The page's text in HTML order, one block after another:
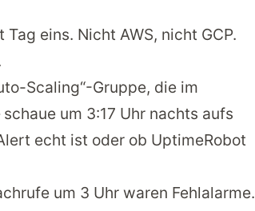
eins. Nicht AWS, nicht GCP.
Scaling“-Gruppe, die im
um 3:17 Uhr nachts aufs
echt ist oder ob UptimeRobot
um 3 Uhr waren Fehlalarme.